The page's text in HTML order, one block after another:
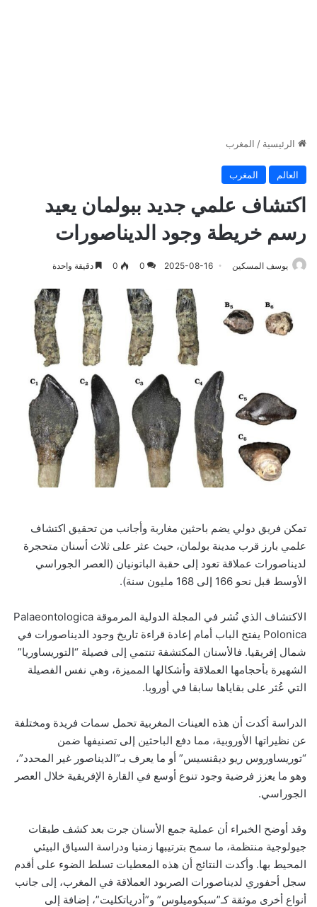
الرئيسية / المغرب
العالم المغرب
اكتشاف علمي جديد ببولمان يعيد
رسم خريطة وجود الديناصورات
يوسف المسكين 2025-08-16
0
0 دقيقة واحدة
تمكن فريق دولي يضم باحثين مغاربة وأجانب من تحقيق اكتشاف
علمي بارز قرب مدينة بولمان، حيث عثر على ثلاث أسنان متحجرة
لديناصورات عملاقة تعود إلى حقبة الباتونيان (العصر الجوراسي
الأوسط قبل نحو 166 إلى 168 مليون سنة).
الاكتشاف الذي نُشر في المجلة الدولية المرموقة Palaeontologica
Polonica يفتح الباب أمام إعادة قراءة تاريخ وجود الديناصورات في
شمال إفريقيا. فالأسنان المكتشفة تنتمي إلى فصيلة “التوريساوريا”
الشهيرة بأحجامها العملاقة وأشكالها المميزة، وهي نفس الفصيلة
التي عُثر على بقاياها سابقا في أوروبا.
الدراسة أكدت أن هذه العينات المغربية تحمل سمات فريدة ومختلفة
عن نظيراتها الأوروبية، مما دفع الباحثين إلى تصنيفها ضمن
“توريساوروس ريو ديڤنسيس” أو ما يعرف بـ”الديناصور غير المحدد”،
وهو ما يعزز فرضية وجود تنوع أوسع في القارة الإفريقية خلال العصر
الجوراسي.
وقد أوضح الخبراء أن عملية جمع الأسنان جرت بعد كشف طبقات
جيولوجية منتظمة، ما سمح بترتيبها زمنيا ودراسة السياق البيئي
المحيط بها. وأكدت النتائج أن هذه المعطيات تسلط الضوء على أقدم
سجل أحفوري لديناصورات الصربود العملاقة في المغرب، إلى جانب
أنواع أخرى موثقة كـ”سبكوميلوس” و”أدرياتكليت”، إضافة إلى